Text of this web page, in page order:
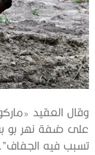
وقال العقيد
على ضفة نهر بو
تسبب فيه